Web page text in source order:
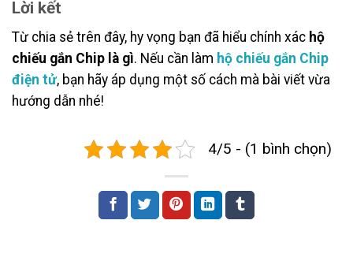
Lời kết
Từ chia sẻ trên đây, hy vọng bạn đã hiểu chính xác hộ
chiếu gắn Chip là gì. Nếu cần làm hộ chiếu gắn Chip
điện tử, bạn hãy áp dụng một số cách mà bài viết vừa
hướng dẫn nhé!
4/5 - (1 bình chọn)